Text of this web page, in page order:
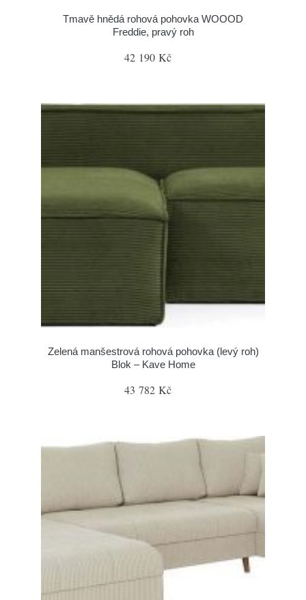
Tmavě hnědá rohová pohovka WOOOD
Freddie, pravý roh
42 190 Kč
Zelená manšestrová rohová pohovka (levý roh)
Blok – Kave Home
43 782 Kč